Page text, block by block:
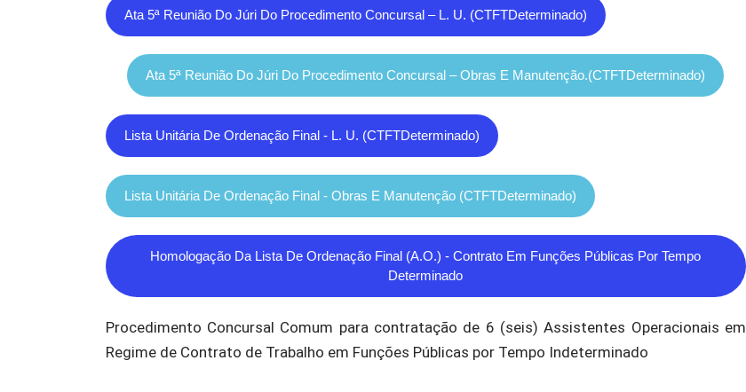
Ata 5ª Reunião Do Júri Do Procedimento Concursal – L. U. (CTFTDeterminado)
Ata 5ª Reunião Do Júri Do Procedimento Concursal – Obras E Manutenção.(CTFTDeterminado)
Lista Unitária De Ordenação Final - L. U. (CTFTDeterminado)
Lista Unitária De Ordenação Final - Obras E Manutenção (CTFTDeterminado)
Homologação Da Lista De Ordenação Final (A.O.) - Contrato Em Funções Públicas Por Tempo
Determinado
Procedimento Concursal Comum para contratação de 6 (seis) Assistentes Operacionais em
Regime de Contrato de Trabalho em Funções Públicas por Tempo Indeterminado